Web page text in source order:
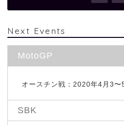
Next Events
MotoGP
オースチン戦：2020年4月3
SBK